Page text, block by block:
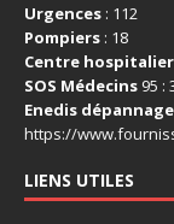
Urgences : 112
Pompiers : 18
Centre
SOS Médecins 95 :
Enedis dépannage
https://
LIENS UTILES